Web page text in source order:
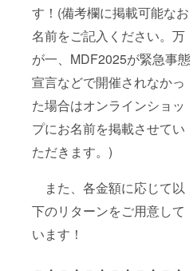
す！(備考欄に掲載可能なお
名前をご記入ください。万
が一、MDF2025が緊急事態
宣言などで開催されなかっ
た場合はオンラインショッ
プにお名前を掲載させてい
ただきます。)
また、各金額に応じて以
下のリターンをご用意して
います！